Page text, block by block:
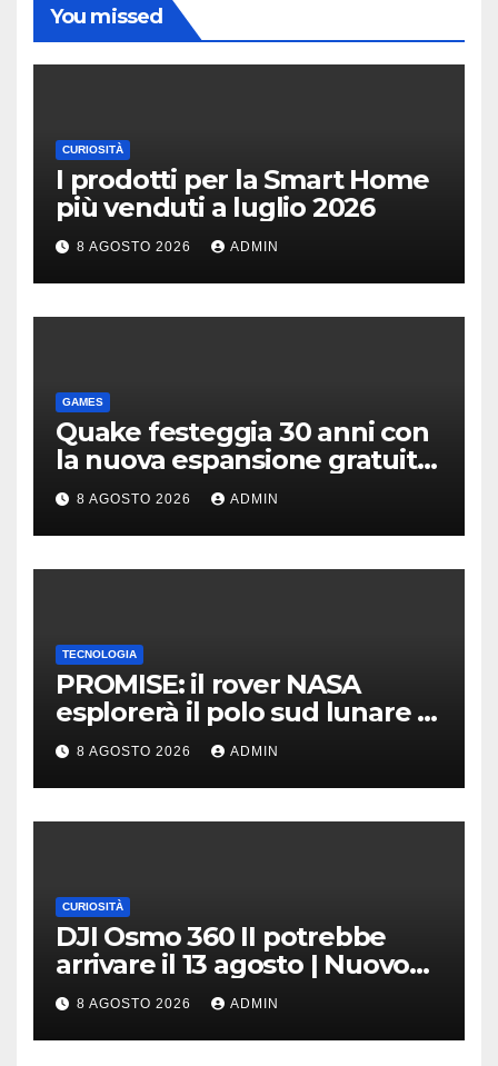
You missed
CURIOSITÀ
I prodotti per la Smart Home
più venduti a luglio 2026
8 AGOSTO 2026 ADMIN
GAMES
Quake festeggia 30 anni con
la nuova espansione gratuita
Dawn of The Machine
8 AGOSTO 2026 ADMIN
TECNOLOGIA
PROMISE: il rover NASA
esplorerà il polo sud lunare |
Cosa sappiamo
8 AGOSTO 2026 ADMIN
CURIOSITÀ
DJI Osmo 360 II potrebbe
arrivare il 13 agosto | Nuovo
teaser
8 AGOSTO 2026 ADMIN